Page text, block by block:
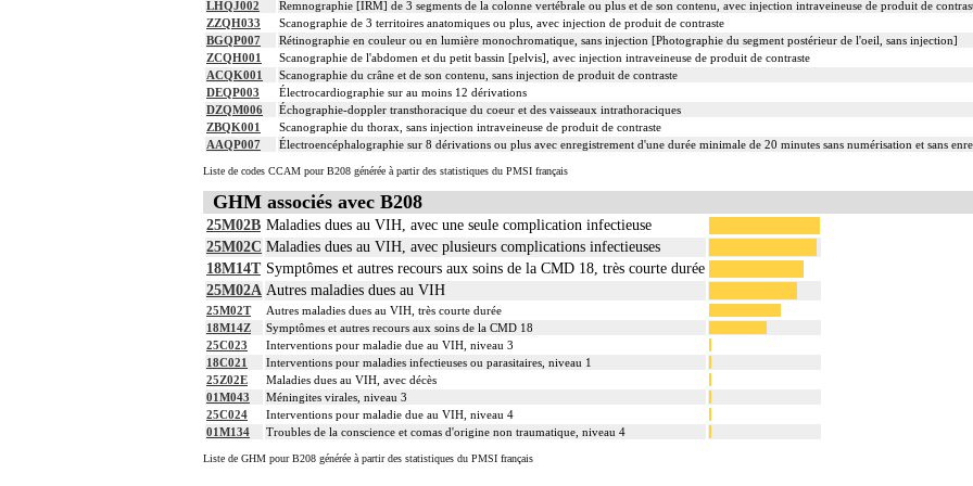
LHQJ002
Remnographie [IRM] de 3 segments de la colonne vertébrale ou plus et de son contenu, avec injection intraveineuse de produit de
ZZQH033
Scanographie de 3 territoires anatomiques ou plus, avec injection de produit de contraste
BGQP007
Rétinographie en couleur ou en lumière monochromatique, sans injection [Photographie du segment postérieur de l'oeil, sans injection]
ZCQH001
Scanographie de l'abdomen et du petit bassin [pelvis], avec injection intraveineuse de produit de contraste
ACQK001
Scanographie du crâne et de son contenu, sans injection de produit de contraste
DEQP003
Électrocardiographie sur au moins 12 dérivations
DZQM006
Échographie-doppler transthoracique du coeur et des vaisseaux intrathoraciques
ZBQK001
Scanographie du thorax, sans injection intraveineuse de produit de contraste
AAQP007
Électroencéphalographie sur 8 dérivations ou plus avec enregistrement d'une durée minimale de 20 minutes sans numérisation et sans
Liste de codes CCAM pour B208 générée à partir des statistiques du PMSI français
GHM associés avec B208
25M02B Maladies dues au VIH, avec une seule complication infectieuse
25M02C Maladies dues au VIH, avec plusieurs complications infectieuses
18M14T Symptômes et autres recours aux soins de la CMD 18, très courte durée
25M02A Autres maladies dues au VIH
25M02T
Autres maladies dues au VIH, très courte durée
18M14Z
Symptômes et autres recours aux soins de la CMD 18
25C023
Interventions pour maladie due au VIH, niveau 3
18C021
Interventions pour maladies infectieuses ou parasitaires, niveau 1
25Z02E
Maladies dues au VIH, avec décès
01M043
Méningites virales, niveau 3
25C024
Interventions pour maladie due au VIH, niveau 4
01M134
Troubles de la conscience et comas d'origine non traumatique, niveau 4
Liste de GHM pour B208 générée à partir des statistiques du PMSI français